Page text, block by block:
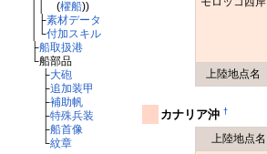
││ (櫂船))
│├素材データ
│└付加スキル
├船取扱港
└船部品
├大砲
├追加装甲
├補助帆
├特殊兵装
├船首像
└紋章
上陸地点名
カナリア沖 †
上陸地点名